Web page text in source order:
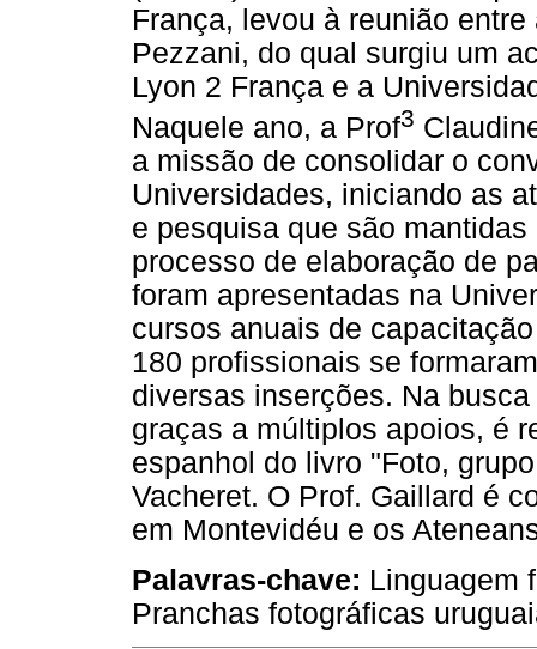
França, levou à reunião
Pezzani, do qual surgiu um
Lyon 2 França e a
Naquele ano, a Prof3
a missão de consolidar o
Universidades, iniciando as
e pesquisa que são
processo de elaboração de
foram apresentadas na
cursos anuais de
180 profissionais se
diversas inserções. Na
graças a múltiplos apoios, é
espanhol do livro "Foto,
Vacheret. O Prof. Gaillard é
em Montevidéu e os
Palavras-chave: Linguagem
Pranchas fotográficas